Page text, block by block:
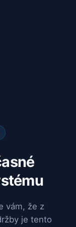
vám, že z
je tento